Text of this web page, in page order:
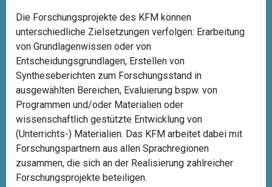
Die Forschungsprojekte des KFM können
unterschiedliche Zielsetzungen verfolgen: Erarbeitung
von Grundlagenwissen oder von
Entscheidungsgrundlagen, Erstellen von
Syntheseberichten zum Forschungsstand in
ausgewählten Bereichen, Evaluierung bspw. von
Programmen und/oder Materialien oder
wissenschaftlich gestützte Entwicklung von
(Unterrichts-) Materialien. Das KFM arbeitet dabei mit
Forschungspartnern aus allen Sprachregionen
zusammen, die sich an der Realisierung zahlreicher
Forschungsprojekte beteiligen.